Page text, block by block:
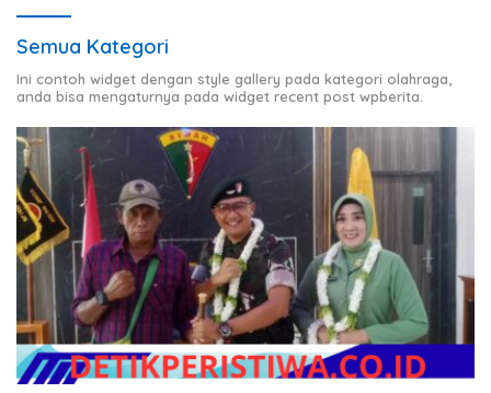
Semua Kategori
Ini contoh widget dengan style gallery pada kategori olahraga,
anda bisa mengaturnya pada widget recent post wpberita.